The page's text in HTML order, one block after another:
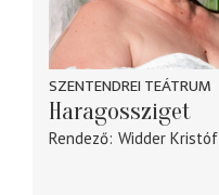
SZENTENDREI TEÁTRUM
Haragossziget
Rendező Widder Kristóf